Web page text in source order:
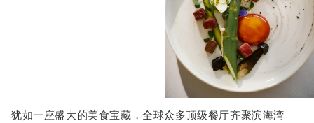
犹如一座盛大的美食宝藏，全球众多顶级餐厅齐聚滨海湾